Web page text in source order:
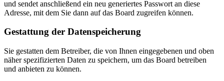
und sendet anschließend ein neu generiertes Passwort an diese
Adresse, mit dem Sie dann auf das Board zugreifen können.
Gestattung der Datenspeicherung
Sie gestatten dem Betreiber, die von Ihnen eingegebenen und oben
näher spezifizierten Daten zu speichern, um das Board betreiben
und anbieten zu können.